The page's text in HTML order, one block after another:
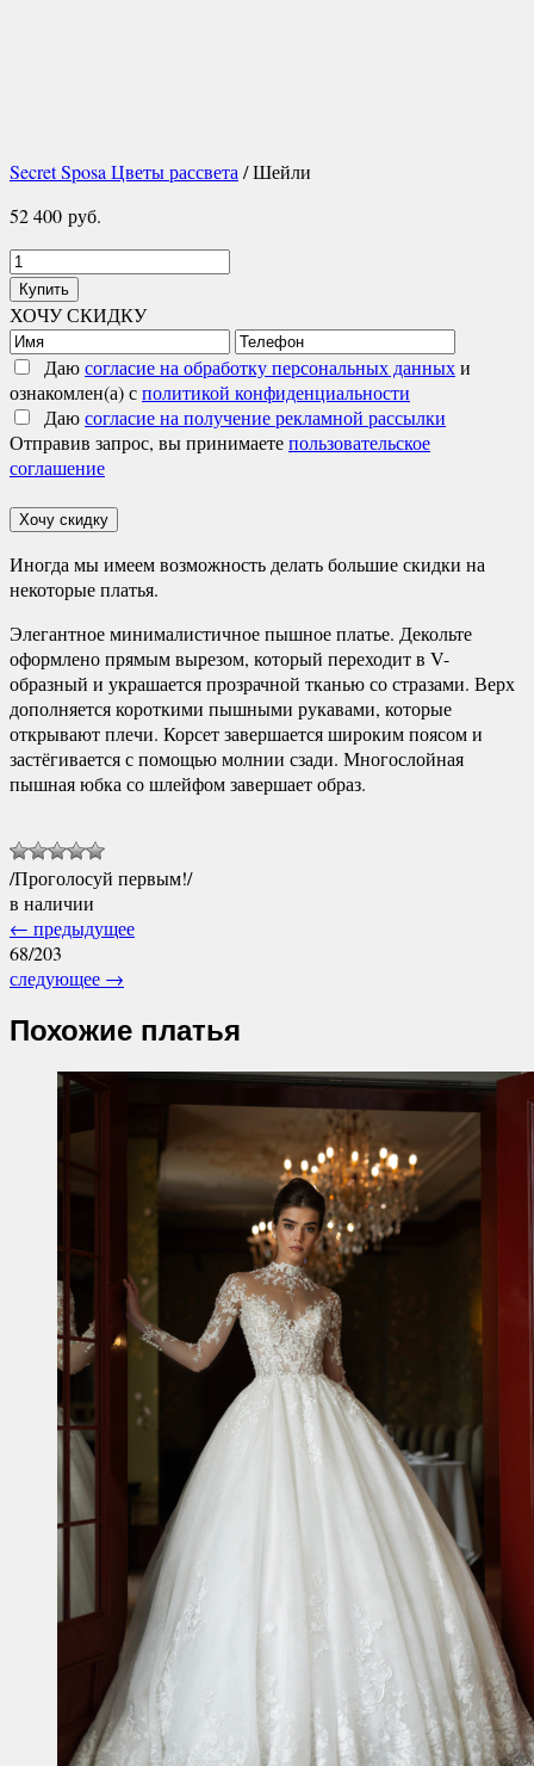
Secret Sposa Цветы рассвета / Шейли
52 400 руб.
Количество
товара
Шейли
Купить
ХОЧУ СКИДКУ
Даюсогласие на обработку персональных данныхи
ознакомлен(а) сполитикой конфиденциальности
Даюсогласие на получение рекламной рассылки
Отправив запрос, вы принимаетепользовательское
соглашение
Хочу скидку
Иногда мы имеем возможность делать большие скидки на
некоторые платья.
Элегантное минималистичное пышное платье. Декольте
оформлено прямым вырезом, который переходит в V-
образный и украшается прозрачной тканью со стразами. Верх
дополняется короткими пышными рукавами, которые
открывают плечи. Корсет завершается широким поясом и
застёгивается с помощью молнии сзади. Многослойная
пышная юбка со шлейфом завершает образ.
/Проголосуй первым!/
в наличии
← предыдущее
68/203
следующее →
Похожие платья